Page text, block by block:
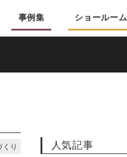
事例集 ショールーム
り 人気記事